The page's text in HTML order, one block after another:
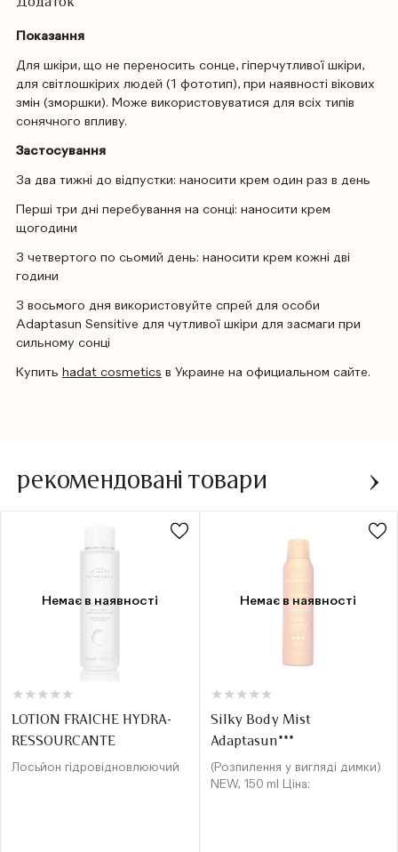
Показання
Для шкіри, що не переносить сонце, гіперчутливої ​​шкіри,
для світлошкірих людей (1 фототип), при наявності вікових
змін (зморшки). Може використовуватися для всіх типів
сонячного впливу.
Застосування
За два тижні до відпустки: наносити крем один раз в день
Перші три дні перебування на сонці: наносити крем
щогодини
З четвертого по сьомий день: наносити крем кожні дві
години
З восьмого дня використовуйте спрей для особи
Adaptasun Sensitive для чутливої ​​шкіри для засмаги при
сильному сонці
Купить hadat cosmetics в Украине на официальном сайте.
рекомендовані товари
Немає в наявності
★
★ ★
★ ★
★ ★
★ ★
★
LOTION FRAICHE HYDRA-
RESSOURCANTE
Лосьйон гідровідновлюючий
Немає в наявності
★
★ ★
★ ★
★ ★
★ ★
★
Silky Body Mist
Adaptasun***
(Розпилення у вигляді димки)
NEW, 150 ml Ціна: